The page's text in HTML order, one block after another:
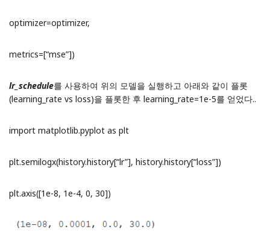
optimizer=optimizer,
metrics=[“mse”])
lr_schedule를 사용하여 위의 모델을 실행하고 아래와 같이 플롯
(learning_rate vs loss)을 플롯한 후 learning_rate=1e-5를 얻었다..
import matplotlib.pyplot as plt
plt.semilogx(history.history[“lr”], history.history[“loss”])
plt.axis([1e-8, 1e-4, 0, 30])